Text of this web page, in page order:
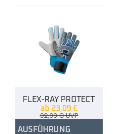
FLEX-RAY PROTECT
ab 23,09 €
32,99€UVP
AUSFÜHRUNG